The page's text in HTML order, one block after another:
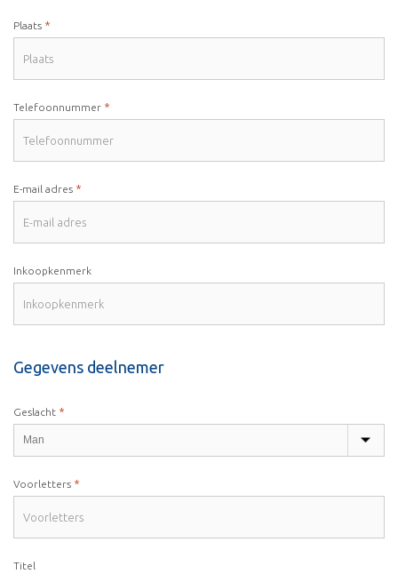
Plaats *
Telefoonnummer *
E-mail adres *
Inkoopkenmerk
Gegevens deelnemer
Geslacht *
Voorletters *
Titel